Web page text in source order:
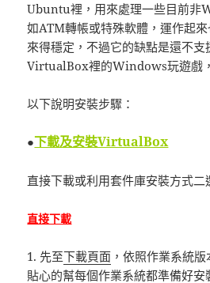
Ubuntu裡，用來處理一些目前非
如ATM轉帳或特殊軟體，運作起
來得穩定，不過它的缺點是還不
VirtualBox裡的Windows玩遊戲
以下說明安裝步驟：
●下載及安裝VirtualBox
直接下載或利用套件庫安裝方式二
直接下載
1. 先至下載頁面 ，依照作業系統
貼心的幫每個作業系統都準備好